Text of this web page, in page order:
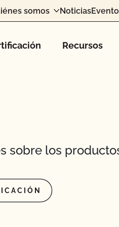
somos Noticias
Recursos
sobre los